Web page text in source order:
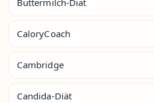
CaloryCoach
Cambridge
Candida-Diät